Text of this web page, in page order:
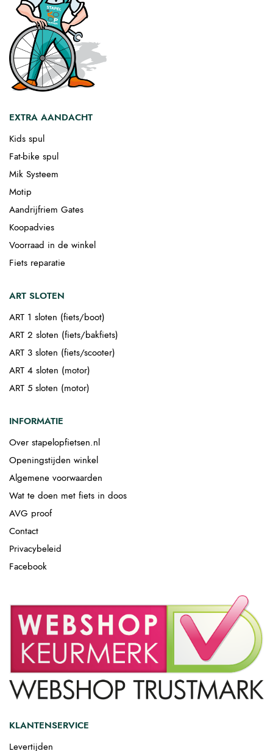
EXTRA AANDACHT
Kids spul
Fat-bike spul
Mik Systeem
Motip
Aandrijfriem Gates
Koopadvies
Voorraad in de winkel
Fiets reparatie
ART SLOTEN
ART 1 sloten (fiets/boot)
ART 2 sloten (fiets/bakfiets)
ART 3 sloten (fiets/scooter)
ART 4 sloten (motor)
ART 5 sloten (motor)
INFORMATIE
Over stapelopfietsen.nl
Openingstijden winkel
Algemene voorwaarden
Wat te doen met fiets in doos
AVG proof
Contact
Privacybeleid
Facebook
KLANTENSERVICE
Levertijden